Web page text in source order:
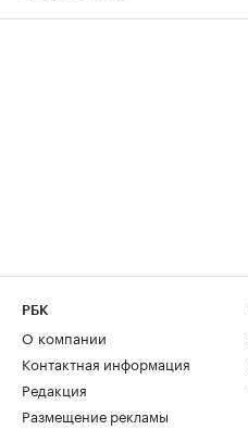
РБК
О компании
Контактная информация
Редакция
Размещение рекламы